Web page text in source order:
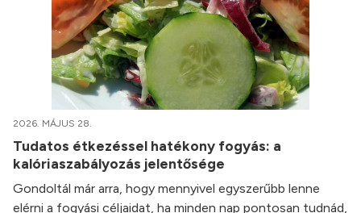
2026. MÁJUS 28.
Tudatos étkezéssel hatékony fogyás: a
kalóriaszabályozás jelentősége
Gondoltál már arra, hogy mennyivel egyszerűbb lenne
elérni a fogyási céljaidat, ha minden nap pontosan tudnád,